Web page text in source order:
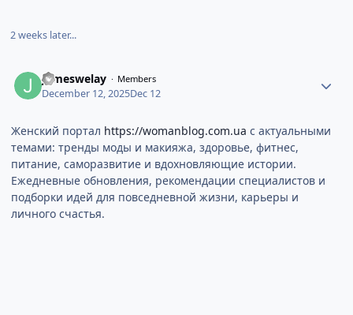
2 weeks later...
Jameswelay Members
December 12, 2025Dec 12
Женский портал https://womanblog.com.ua с актуальными
темами: тренды моды и макияжа, здоровье, фитнес,
питание, саморазвитие и вдохновляющие истории.
Ежедневные обновления, рекомендации специалистов и
подборки идей для повседневной жизни, карьеры и
личного счастья.